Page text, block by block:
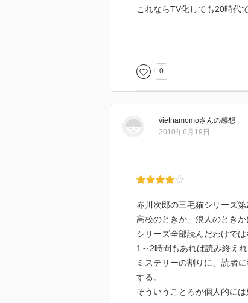
これならTV化しても20時代
実際ドラえもんがいたら周り
0
vietnamomoさんの感想
2010年6月19日
赤川次郎の三毛猫シリーズ第
高校のときか、浪人のとき
シリーズ全部読んだわけで
1～2時間もあれば読み終え
ミステリーの割りに、読者
する。
そういうことろが個人的には